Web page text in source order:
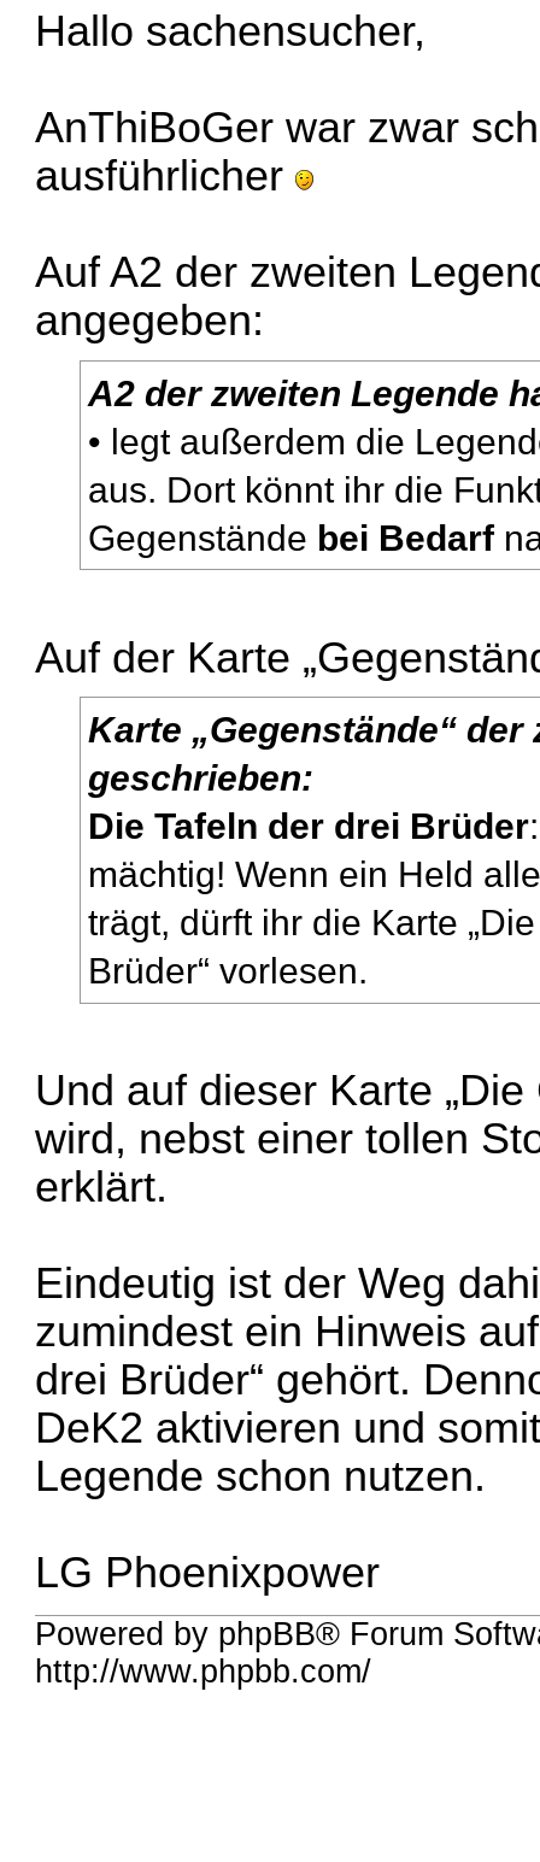
Hallo sachensucher,
AnThiBoGer war zwar
ausführlicher
Auf A2 der zweiten
angegeben:
A2 der zweiten Legende
• legt außerdem die
aus. Dort könnt ihr die
Gegenstände bei Bedarf
Auf der Karte
Karte „Gegenstände“
geschrieben:
Die Tafeln der drei Brüder
mächtig! Wenn ein Held
trägt, dürft ihr die Karte
Brüder“ vorlesen.
Und auf dieser Karte
wird, nebst einer tollen
erklärt.
Eindeutig ist der Weg
zumindest ein Hinweis
drei Brüder“ gehört.
DeK2 aktivieren und
Legende schon nutzen.
LG Phoenixpower
Powered by phpBB® Forum
http://www.phpbb.com/